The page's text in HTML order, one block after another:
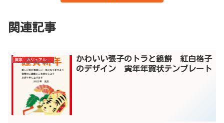
関連記事
寅年 カジュアル年賀状
かわいい張子のトラと鏡餅 紅白格子
のデザイン 寅年年賀状テンプレート